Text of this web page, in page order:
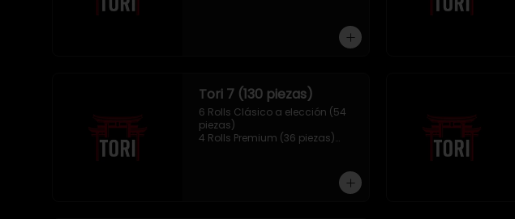
Tori 7 (130 piezas)
6 Rolls Clásico a elección (54
piezas)
4 Rolls Premium (36 piezas)